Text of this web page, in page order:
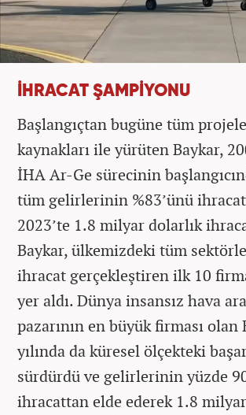
İHRACAT ŞAMPİYONU
Başlangıçtan bugüne tüm
kaynakları ile yürüten Baykar,
İHA Ar-Ge sürecinin
tüm gelirlerinin %83’ünü
2023’te 1.8 milyar dolarlık
Baykar, ülkemizdeki tüm
ihracat gerçekleştiren ilk 10
yer aldı. Dünya insansız hava
pazarının en büyük firması olan
yılında da küresel ölçekteki
sürdürdü ve gelirlerinin yüzde
ihracattan elde ederek 1.8